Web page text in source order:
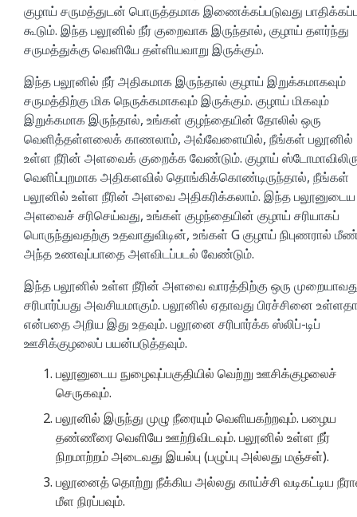
குழாய் சருமத்துடன் பொருத்தமாக இணைக்கப்படுவது
கூடும். இந்த பலூனில் நீர் குறைவாக இருந்தால், குழாய் தளர்ந்து
சருமத்துக்கு வெளியே தள்ளியவாறு இருக்கும்.
இந்த பலூனில் நீர் அதிகமாக இருந்தால் குழாய் இறுக்கமாகவும்
சருமத்திற்கு மிக நெருக்கமாகவும் இருக்கும். குழாய் மிகவும்
இறுக்கமாக இருந்தால், உங்கள் குழந்தையின் தோலில் ஒரு
வெளித்தள்ளலைக் காணலாம், அவ்வேளையில், நீங்கள் பலூனில்
உள்ள நீரின் அளவைக் குறைக்க வேண்டும். குழாய்
வெளிப்புறமாக அதிகளவில் தொங்கிக்கொண்டிருந்தால், நீங்கள்
பலூனில் உள்ள நீரின் அளவை அதிகரிக்கலாம். இந்த பலூனுடைய
அளவைச் சரிசெய்வது, உங்கள் குழந்தையின் குழாய் சரியாகப்
பொருந்துவதற்கு உதவாதுவிடின், உங்கள் G குழாய் நிபுணரால்
அந்த உணவுப்பாதை அளவிடப்படல் வேண்டும்.
இந்த பலூனில் உள்ள நீரின் அளவை வாரத்திற்கு ஒரு
சரிபார்ப்பது அவசியமாகும். பலூனில் ஏதாவது பிரச்சினை உள்ளதா
என்பதை அறிய இது உதவும். பலூனை சரிபார்க்க ஸ்லிப்-டிப்
ஊசிக்குழலைப் பயன்படுத்தவும்.
பலூனுடைய நுழைவுப்பகுதியில் வெற்று ஊசிக்குழலைச்
செருகவும்.
பலூனில் இருந்து முழு நீரையும் வெளியகற்றவும். பழைய
தண்ணீரை வெளியே ஊற்றிவிடவும். பலூனில் உள்ள நீர்
நிறமாற்றம் அடைவது இயல்பு (பழுப்பு அல்லது மஞ்சள்).
பலூனைத் தொற்று நீக்கிய அல்லது காய்ச்சி வடிகட்டிய
மீள நிரப்பவும்.